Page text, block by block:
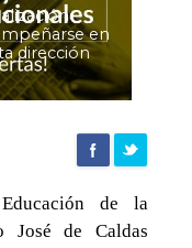
en
dirección
de la
José de Caldas